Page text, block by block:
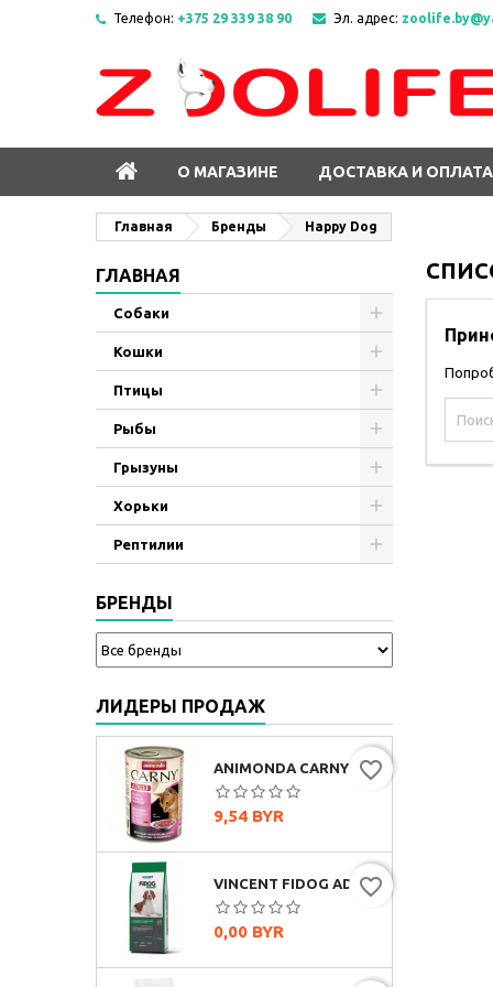
Телефон: +375 29 339 38 90 Эл. адрес:
О МАГАЗИНЕ ДОСТАВКА И ОПЛАТА
Главная Бренды Happy Dog
ГЛАВНАЯ
Собаки
Кошки
Птицы
Рыбы
Грызуны
Хорьки
Рептилии
БРЕНДЫ
ЛИДЕРЫ ПРОДАЖ
ANIMONDA CARNY ADULT МУЛЬТИМЯСНОЙ КОКТЕЙЛЬ, 400Г
Цена
9,54 BYR
favorite_border
VINCENT FIDOG ADULT (ГОВЯДИНА)
Цена
0,00 BYR
favorite_border